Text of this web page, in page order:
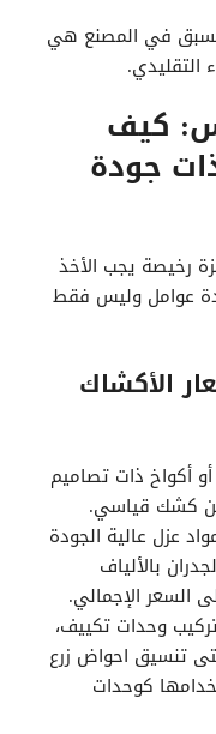
في المصنع هي
التقليدي.
كيف
جودة
رخيصة يجب الأخذ
عوامل وليس فقط
الأكشاك
أكواخ ذات تصاميم
كشك قياسي.
عزل عالية الجودة
بالألياف
السعر الإجمالي.
وحدات تكييف،
تنسيق احواض زرع
كوحدات